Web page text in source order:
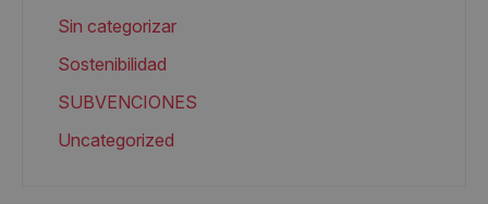
Sin categorizar
Sostenibilidad
SUBVENCIONES
Uncategorized